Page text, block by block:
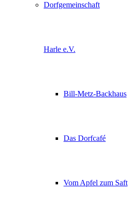
Dorfgemeinschaft
Harle e.V.
Bill-Metz-Backhaus
Das Dorfcafé
Vom Apfel zum Saft